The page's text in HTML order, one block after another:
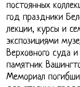
постоянных
год праздники
лекции, курсы и
экспозициями
Верховного суда
памятник
Мемориал